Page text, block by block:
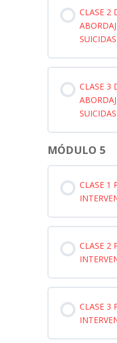
CLASE 2
SUICIDAS
CLASE 3
SUICIDAS
MÓDULO 5
CLASE 1
CLASE 2
CLASE 3